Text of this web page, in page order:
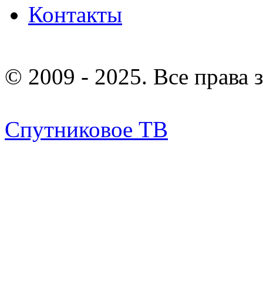
Контакты
© 2009 - 2025. Все права
Спутниковое ТВ